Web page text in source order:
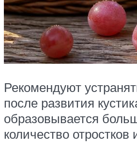
Рекомендуют
после развития
образовывается
количество отростков